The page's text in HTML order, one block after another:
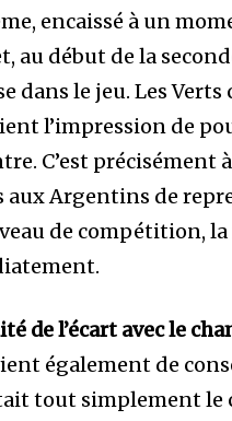
encaissé à un
au début de la
dans le jeu. Les
l’impression de
C’est précisément
aux Argentins de
de compétition,
de l’écart avec le
également de
tout simplement le